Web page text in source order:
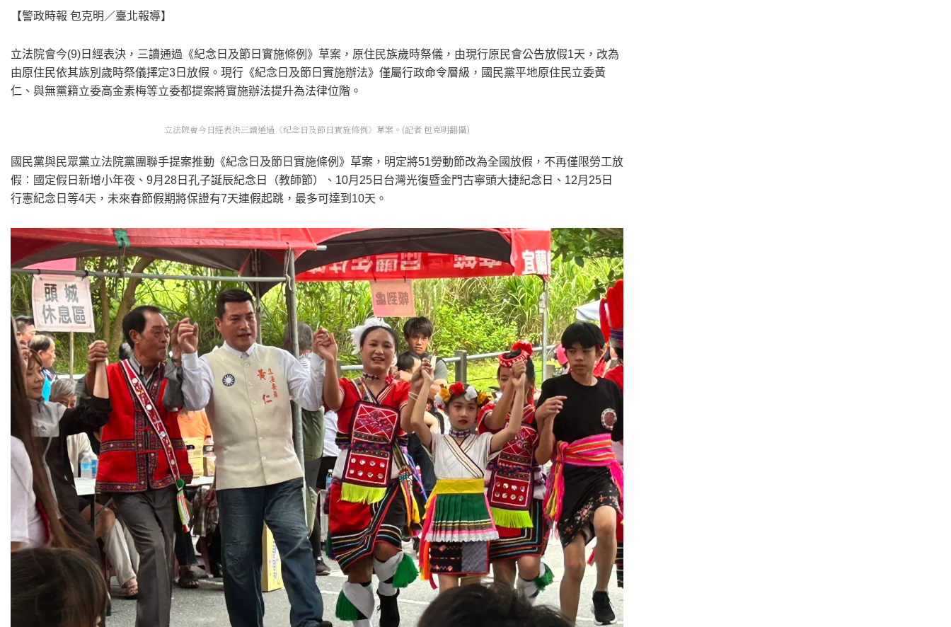
【警政時報 包克明／臺北報導】
立法院會今(9)日經表決，三讀通過《紀念日及節日實施條例》草案，原住民族歲時祭儀，由現行原民會公告放假1天，改為
由原住民依其族別歲時祭儀擇定3日放假。現行《紀念日及節日實施辦法》僅屬行政命令層級，國民黨平地原住民立委黃
仁、與無黨籍立委高金素梅等立委都提案將實施辦法提升為法律位階。
立法院會今日經表決三讀通過《紀念日及節日實施條例》草案。(記者 包克明翻攝)
國民黨與民眾黨立法院黨團聯手提案推動《紀念日及節日實施條例》草案，明定將51勞動節改為全國放假，不再僅限勞工放
假︰國定假日新增小年夜、9月28日孔子誕辰紀念日（教師節）、10月25日台灣光復暨金門古寧頭大捷紀念日、12月25日
行憲紀念日等4天，未來春節假期將保證有7天連假起跳，最多可達到10天。